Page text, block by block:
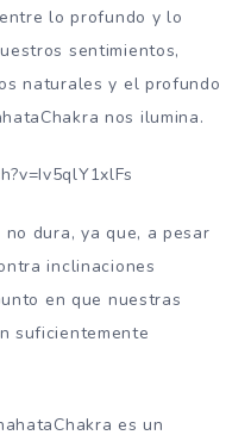
lo profundo y lo
sentimientos,
naturales y el profundo
nos ilumina.
dura, ya que, a pesar
inclinaciones
en que nuestras
suficientemente
es un